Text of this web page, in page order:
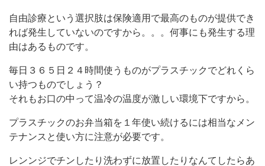
自由診療という選択肢は保険適用で最高のものが提供でき
れば発生していないのですから。。。何事にも発生する理
由はあるものです。
毎日３６５日２４時間使うものがプラスチックでどれくら
い持つものでしょう？
それもお口の中って温冷の温度が激しい環境下ですから。
プラスチックのお弁当箱を１年使い続けるには相当なメン
テナンスと使い方に注意が必要です。
レンンジでチンしたり洗わずに放置したりなんてしたらあ